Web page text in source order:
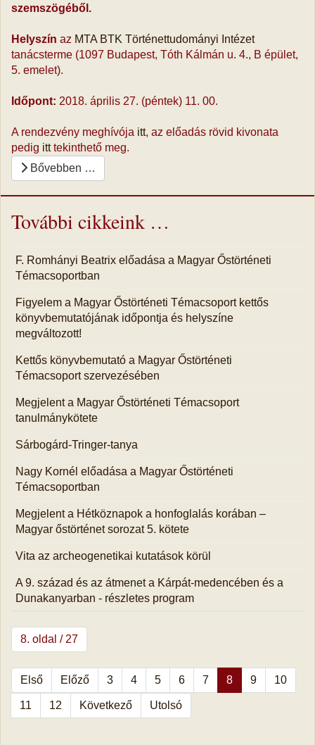
szemszögéből.
Helyszín az MTA BTK Történettudományi Intézet
tanácsterme (1097 Budapest, Tóth Kálmán u. 4., B épület,
5. emelet).
Időpont: 2018. április 27. (péntek) 11. 00.
A rendezvény meghívója itt, az előadás rövid kivonata
pedig itttekinthető meg.
Bővebben …
További cikkeink …
F. Romhányi Beatrix előadása a Magyar Őstörténeti
Témacsoportban
Figyelem a Magyar Őstörténeti Témacsoport kettős
könyvbemutatójának időpontja és helyszíne
megváltozott!
Kettős könyvbemutató a Magyar Őstörténeti
Témacsoport szervezésében
Megjelent a Magyar Őstörténeti Témacsoport
tanulmánykötete
Sárbogárd-Tringer-tanya
Nagy Kornél előadása a Magyar Őstörténeti
Témacsoportban
Megjelent a Hétköznapok a honfoglalás korában –
Magyar őstörténet sorozat 5. kötete
Vita az archeogenetikai kutatások körül
A 9. század és az átmenet a Kárpát-medencében és a
Dunakanyarban - részletes program
8. oldal / 27
Első Előző 3 4 5 6 7 8 9 10
11 12 Következő Utolsó